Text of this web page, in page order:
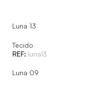
Luna 13
Tecido
REF: luna13
Luna 09